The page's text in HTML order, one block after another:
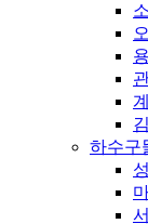
하수구